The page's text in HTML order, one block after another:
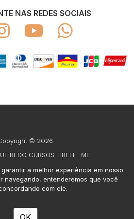
NAS REDES SOCIAIS
© 2026
CURSOS EIRELI - ME
24.457.140/0001-51
os direitos reservados
a melhor experiência em nosso
navegando, entenderemos que você
com ele.
OK